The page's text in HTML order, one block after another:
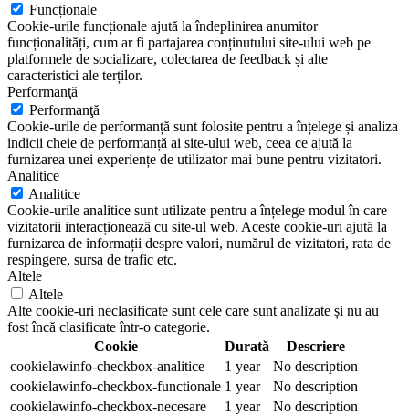
Funcționale
Cookie-urile funcționale ajută la îndeplinirea anumitor
funcționalități, cum ar fi partajarea conținutului site-ului web pe
platformele de socializare, colectarea de feedback și alte
caracteristici ale terților.
Performanţă
Performanţă
Cookie-urile de performanță sunt folosite pentru a înțelege și analiza
indicii cheie de performanță ai site-ului web, ceea ce ajută la
furnizarea unei experiențe de utilizator mai bune pentru vizitatori.
Analitice
Analitice
Cookie-urile analitice sunt utilizate pentru a înțelege modul în care
vizitatorii interacționează cu site-ul web. Aceste cookie-uri ajută la
furnizarea de informații despre valori, numărul de vizitatori, rata de
respingere, sursa de trafic etc.
Altele
Altele
Alte cookie-uri neclasificate sunt cele care sunt analizate și nu au
fost încă clasificate într-o categorie.
Cookie
Durată
Descriere
cookielawinfo-checkbox-analitice
1 year
No description
cookielawinfo-checkbox-functionale 1 year
No description
cookielawinfo-checkbox-necesare
1 year
No description